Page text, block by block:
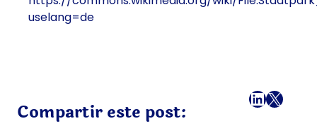
uselang=de
Compartir este post:
Facebook
LinkedIn
X